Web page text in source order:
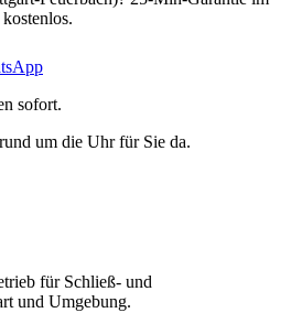
sofort.
um die Uhr für Sie da.
für Schließ- und
und Umgebung.